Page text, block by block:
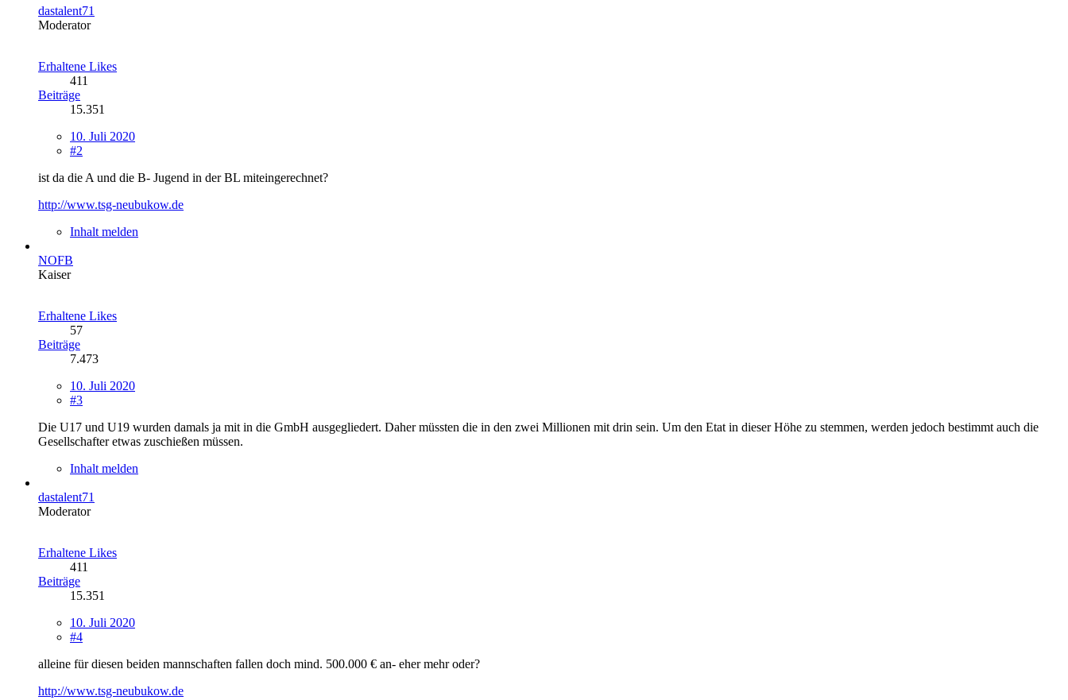
dastalent71
Moderator
Erhaltene Likes
411
Beiträge
15.351
10. Juli 2020
#2
ist da die A und die B- Jugend in der BL miteingerechnet?
http://www.tsg-neubukow.de
Inhalt melden
NOFB
Kaiser
Erhaltene Likes
57
Beiträge
7.473
10. Juli 2020
#3
Die U17 und U19 wurden damals ja mit in die GmbH ausgegliedert. Daher müssten die in den zwei Millionen mit drin sein. Um den Etat in dieser Höhe zu stemmen, werden jedoch bestimmt auch die
Gesellschafter etwas zuschießen müssen.
Inhalt melden
dastalent71
Moderator
Erhaltene Likes
411
Beiträge
15.351
10. Juli 2020
#4
alleine für diesen beiden mannschaften fallen doch mind. 500.000 € an- eher mehr oder?
http://www.tsg-neubukow.de